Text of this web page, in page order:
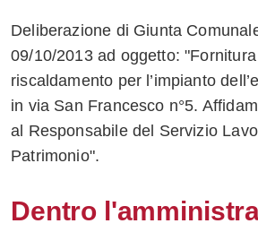
network
su
Twitter
su
su
Deliberazione di Giunta
09/10/2013 ad oggetto:
riscaldamento per l’impianto
in via San Francesco n°5.
al Responsabile del Servizio
Patrimonio".
Dentro